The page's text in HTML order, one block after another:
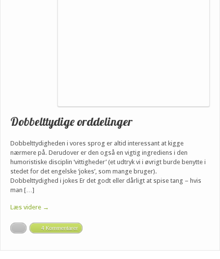
Dobbelttydige orddelinger
Dobbelttydigheden i vores sprog er altid interessant at kigge
nærmere på. Derudover er den også en vigtig ingrediens i den
humoristiske disciplin ’vittigheder’ (et udtryk vi i øvrigt burde benytte i
stedet for det engelske ‘jokes’, som mange bruger).
Dobbelttydighed i jokes Er det godt eller dårligt at spise tang – hvis
man […]
Læs videre →
4 Kommentarer